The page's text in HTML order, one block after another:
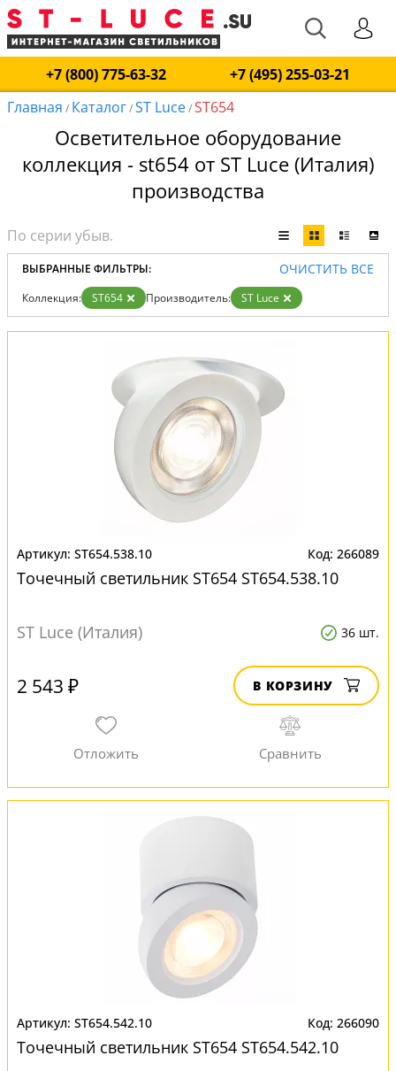
+7 (800) 775-63-32
+7 (495) 255-03-21
Главная / Каталог/ST Luce/ST654
Осветительное оборудование
коллекция - st654 от ST Luce (Италия)
производства
ВЫБРАННЫЕ ФИЛЬТРЫ: ОЧИСТИТЬ ВСЕ
Коллекция: ST654 Производитель: ST Luce
ST654.538.10 266089
Точечный светильник ST654 ST654.538.10
ST Luce (Италия) 36 шт.
2 543 ₽ В КОРЗИНУ
ST654.542.10 266090
Точечный светильник ST654 ST654.542.10